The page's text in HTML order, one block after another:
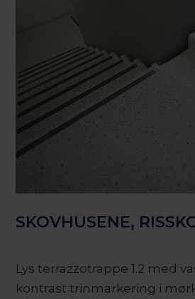
SKOVHUSENE,
Lys terrazzotrappe 1.2 med
kontrast trinmarkering i